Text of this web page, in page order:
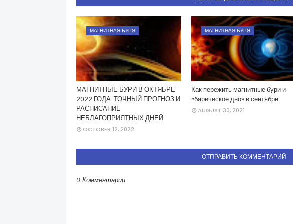
МАГНИТНАЯ БУРЯ
МАГНИТНЫЕ БУРИ В ОКТЯБРЕ
2022 ГОДА: ТОЧНЫЙ ПРОГНОЗ И
РАСПИСАНИЕ
НЕБЛАГОПРИЯТНЫХ ДНЕЙ
OCTOBER 12, 2022
МАГНИТНАЯ БУРЯ
Как пережить магнитные бури и
«барическое дно» в сентябре
AUGUST 30, 2021
ОТПРАВИТЬ КОММЕНТАРИЙ
0 Комментарии